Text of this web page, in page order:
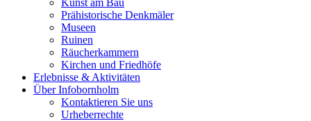
Prähistorische Denkmäler
Museen
Ruinen
Räucherkammern
Kirchen und Friedhöfe
Erlebnisse & Aktivitäten
Über Infobornholm
Kontaktieren Sie uns
Urheberrechte